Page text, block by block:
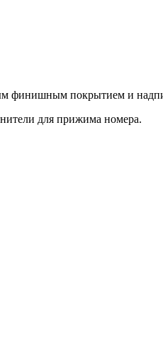
финишным покрытием и
для прижима номера.